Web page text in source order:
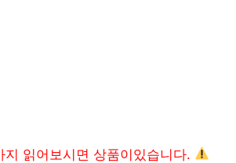
지 읽어보시면 상품이있습니다.